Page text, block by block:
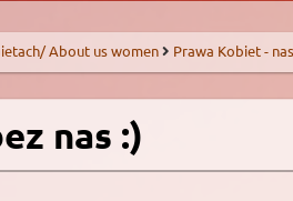
About us women Prawa Kobiet -
nas :)